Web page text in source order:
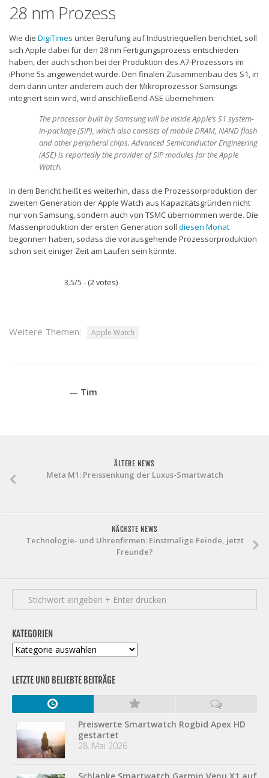
28 nm Prozess
Wie die DigiTimes unter Berufung auf Industriequellen berichtet, soll
sich Apple dabei für den 28 nm Fertigungsprozess entschieden
haben, der auch schon bei der Produktion des A7-Prozessors im
iPhone 5s angewendet wurde. Den finalen Zusammenbau des S1, in
dem dann unter anderem auch der Mikroprozessor Samsungs
integriert sein wird, wird anschließend ASE übernehmen:
The processor built by Samsung will be inside Apple’s S1 system-
in-package (SiP), which also consists of mobile DRAM, NAND flash
and other peripheral chips. Advanced Semiconductor Engineering
(ASE) is reportedly the provider of SiP modules for the Apple
Watch.
In dem Bericht heißt es weiterhin, dass die Prozessorproduktion der
zweiten Generation der Apple Watch aus Kapazitätsgründen nicht
nur von Samsung, sondern auch von TSMC übernommen werde. Die
Massenproduktion der ersten Generation soll diesen Monat
begonnen haben, sodass die vorausgehende Prozessorproduktion
schon seit einiger Zeit am Laufen sein könnte.
3.5/5 - (2 votes)
Weitere Themen: Apple Watch
— Tim
ÄLTERE NEWS
Meta M1: Preissenkung der Luxus-Smartwatch
NÄCHSTE NEWS
Technologie- und Uhrenfirmen: Einstmalige Feinde, jetzt
Freunde?
KATEGORIEN
Kategorien
LETZTE UND BELIEBTE BEITRÄGE
Preiswerte Smartwatch Rogbid Apex HD
gestartet
28. Mai 2026